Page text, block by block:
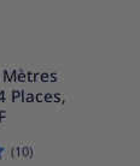
Places,
(10)